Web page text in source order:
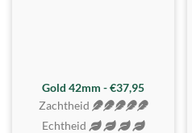
ZACHTSTE
Gold 42mm - €37,95
Zachtheid
Echtheid